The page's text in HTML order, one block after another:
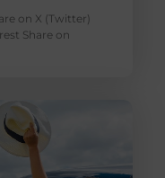
on X (Twitter)
Share on